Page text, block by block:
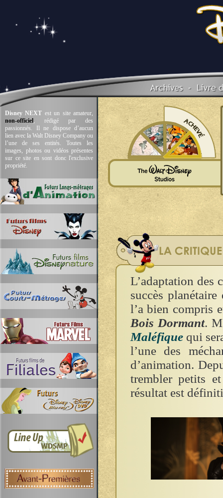
Disney NEXT est un site amateur,
non-officiel, rédigé par des
passionnés. Il ne dispose d’aucun
lien avec la Walt Disney Company ou
l’une de ses entités. Toutes les
images, photos ou vidéos présentes
sur ce site en sont donc l'exclusive
propriété.
L’adaptation des
succès planétaire
l’a bien compris
Bois Dormant.
Maléfiquequi
l’une des
d’animation.
trembler petits
résultat est